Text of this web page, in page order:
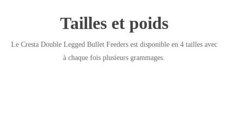
Tailles et poids
Le Cresta Double Legged Bullet Feeders est disponible en 4 tailles avec
à chaque fois plusieurs grammages.